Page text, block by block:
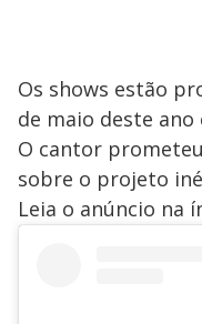
Os shows estão
de maio deste ano
O cantor
sobre o projeto
Leia o anúncio na